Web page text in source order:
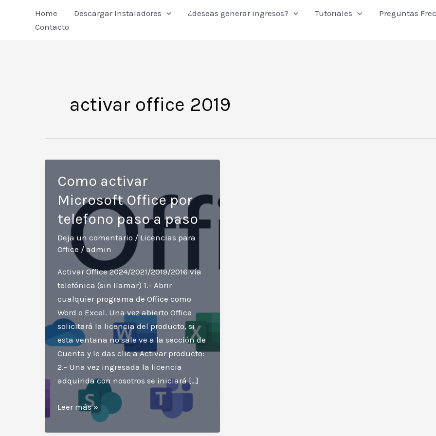
Home Descargar Instaladores ¿deseas generar ingresos? Tutoriales Preguntas
Contacto
activar office 2019
Como activar
Microsoft Office por
telefono paso a paso
Deja un comentario / Licencias para
Office /admin
Activar Office 2024/2021/2019/2016 vía
telefónica (sin llamar) 1.- Abrir
cualquier programa de Office como
Word o Excel. Una vez abierto Office
solicitará la licencia del producto, si
esta ventana no sale ve a la sección de
Cuenta y le das clic a Activar producto:
2.- Una vez ingresada la licencia
adquirida con nosotros se iniciará […]
Como
Microsoft
Leer más »